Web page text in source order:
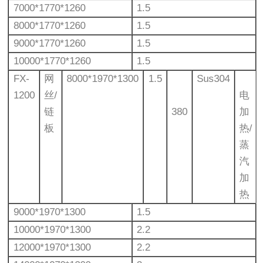
7000*1770*1260
1.5
8000*1770*1260
1.5
9000*1770*1260
1.5
10000*1770*1260
1.5
FX-
1200
网
丝/
链
板
8000*1970*1300 1.5
380
Sus304
电
加
热/
蒸
汽
加
热
9000*1970*1300
1.5
10000*1970*1300
2.2
12000*1970*1300
2.2